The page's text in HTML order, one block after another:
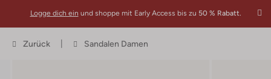
Logge dich ein und shoppe mit Early Access bis zu 50 % Rabatt.
Zurück Sandalen Damen